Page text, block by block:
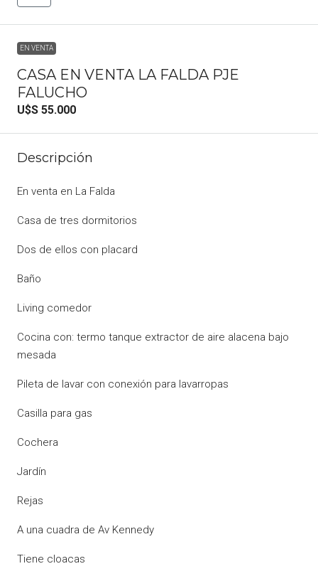
EN VENTA
CASA EN VENTA LA FALDA PJE
FALUCHO
U$S 55.000
Descripción
En venta en La Falda
Casa de tres dormitorios
Dos de ellos con placard
Baño
Living comedor
Cocina con: termo tanque extractor de aire alacena bajo
mesada
Pileta de lavar con conexión para lavarropas
Casilla para gas
Cochera
Jardín
Rejas
A una cuadra de Av Kennedy
Tiene cloacas